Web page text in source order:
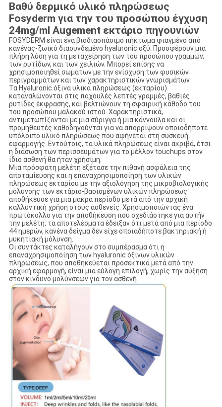
Βαθύ δερμικό υλικό πληρώσεως
Fosyderm για την του προσώπου έγχυση
24mg/ml Augement εκτάριο πηγουνιών
FOSYDERM είναι ένα βιοδιασπάσιμο πήκτωμα φιαγμένο από
κανένας-ζωικό διασυνδεμένο hyaluronic οξύ. Προσφέρουν μια
πλήρη λύση για τη μεταχείρηση των του προσώπου γραμμών,
των ρυτίδων, και των χειλιών. Μπορεί επίσης να
χρησιμοποιηθεί σωμάτων με την ενίσχυση των φυσικών
περιγραμμάτων και των χαρακτηριστικών γνωρισμάτων.
Τα Hyaluronic όξινα υλικά πληρώσεως (εκταρίου)
καταναλώνονται στις παχουλές λεπτές γραμμές, βαθιές
ρυτίδες έκφρασης, και βελτιώνουν τη σφαιρική κάθοδο του
του προσώπου μαλακού ιστού. Χαρακτηριστικά,
αντιμετωπίζονται με μια σύριγγα ή μια κάννουλα και οι
προμηθευτές καθοδηγούνται για να απορρίψουν οποιοδήποτε
υπόλοιπο υλικό πληρώσεως που αφήνεται στη συσκευή
εφαρμογής. Εντούτοις, τα υλικά πληρώσεως είναι ακριβά, έτσι
η διάσωση των περισσευμάτων για το μέλλον touchups στον
ίδιο ασθενή θα ήταν χρήσιμη.
Μια πρόσφατη μελέτη εξέτασε την πιθανή ασφάλεια της
αποταμίευσης και η επαναχρησιμοποίηση των υλικών
πληρώσεως εκταρίου με την αξιολόγηση της μικροβιολογικής
μόλυνσης των εκτάριο-βασισμένων υλικών πληρώσεως
αποθήκευσε για μια μακρά περίοδο μετά από την αρχική
καλλυντική χρήση στους ασθενείς. Χρησιμοποιώντας ένα
πρωτόκολλο για την αποθήκευση που σχεδιάστηκε για αυτήν
την μελέτη, τα αποτελέσματα έδειξαν ότι μετά από μια περίοδο
44 ημερών, κανένα δείγμα δεν είχε οποιαδήποτε βακτηριακή ή
μυκητιακή μόλυνση.
Οι συντάκτες καταλήγουν στο συμπέρασμα ότι η
επαναχρησιμοποίηση των hyaluronic όξινων υλικών
πληρώσεως, που αποθηκεύεται προσεκτικά μετά από την
αρχική εφαρμογή, είναι μια εύλογη επιλογή, χωρίς την αύξηση
στον κίνδυνο μολύνσεων για τον ασθενή.